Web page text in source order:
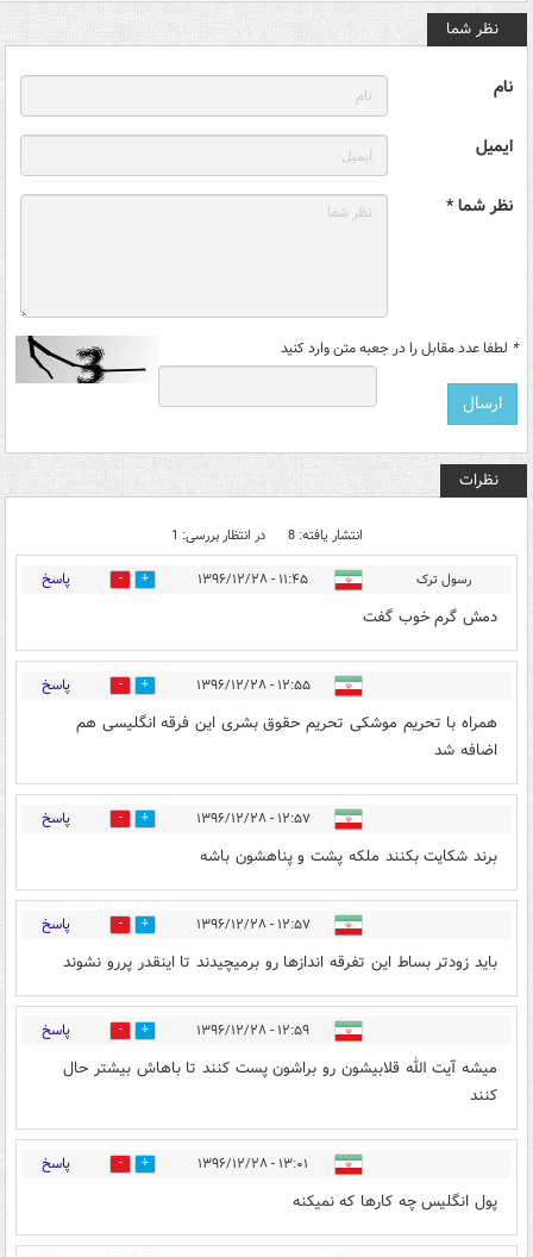
نظر شما
نام
ایمیل
نظر شما *
* لطفا عدد مقابل را در جعبه متن وارد کنید
نظرات
انتشار یافته: 8 در انتظار بررسی: 1
رسول ترک ۱۱:۴۵ - ۱۳۹۶/۱۲/۲۸ 39 پاسخ
دمش گرم خوب گفت
۱۲:۵۵ - ۱۳۹۶/۱۲/۲۸ 16 پاسخ
همراه با تحریم موشکی تحریم حقوق بشری این فرقه انگلیسی هم
اضافه شد
۱۲:۵۷ - ۱۳۹۶/۱۲/۲۸ 14 پاسخ
برند شکایت بکنند ملکه پشت و پناهشون باشه
۱۲:۵۷ - ۱۳۹۶/۱۲/۲۸ 8 پاسخ
باید زودتر بساط این تفرقه اندازها رو برمیچیدند تا اینقدر پررو نشوند
۱۲:۵۹ - ۱۳۹۶/۱۲/۲۸ 11 پاسخ
میشه آیت الله قلابیشون رو براشون پست کنند تا باهاش بیشتر حال
کنند
۱۳:۰۱ - ۱۳۹۶/۱۲/۲۸ 9 پاسخ
پول انگلیس چه کارها که نمیکنه